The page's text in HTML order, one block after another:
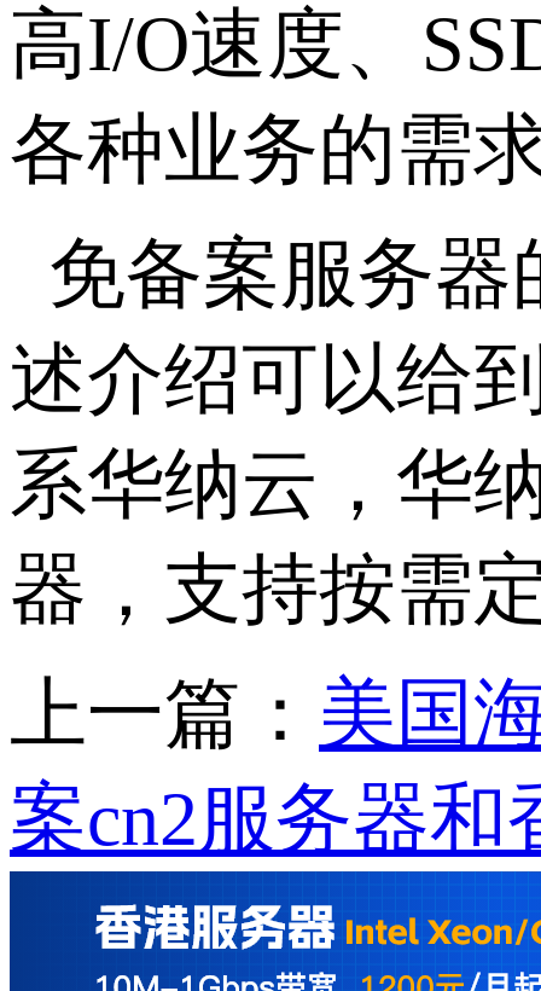
高I/O速度、
各种业务的需
免备案服务器
述介绍可以给
系华纳云，华
器，支持按需
上一篇： 美国
案cn2服务器和